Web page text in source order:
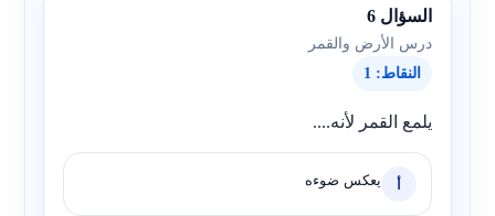
السؤال 6
درس الأرض والقمر
النقاط: 1
يلمع القمر لأنه....
أ يعكس ضوءه